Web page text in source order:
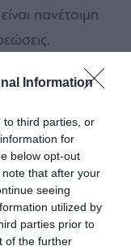
Information
to third parties, or
for
below opt-out
that after your
seeing
utilized by
parties prior to
of the further
πανέτοιμη
ΔΕΞΙΟΣ ΜΠΑΚ